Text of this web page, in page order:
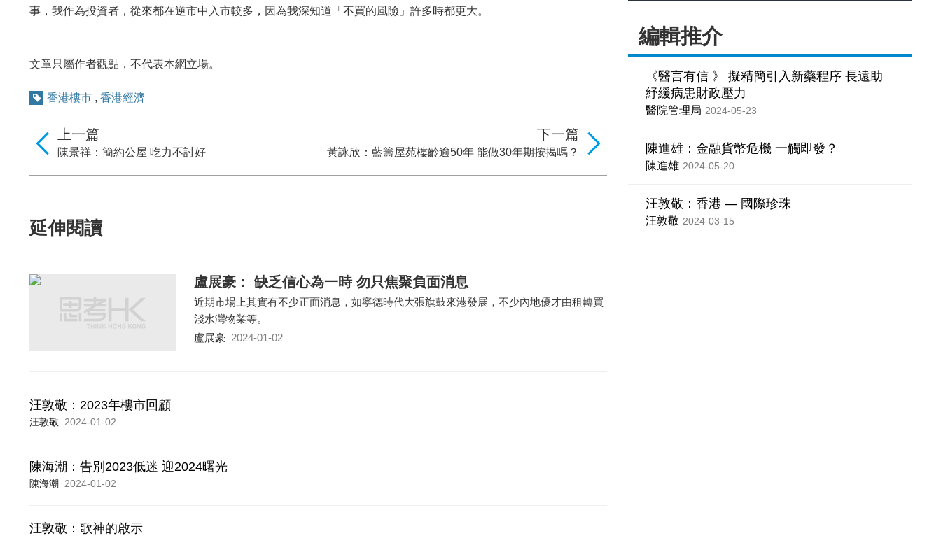
編輯推介
《醫言有信 》 擬精簡引入新藥程序 長遠助
紓緩病患財政壓力
醫院管理局 2024-05-23
陳進雄：金融貨幣危機 一觸即發？
陳進雄 2024-05-20
汪敦敬：香港 — 國際珍珠
汪敦敬 2024-03-15
事，我作為投資者，從來都在逆市中入市較多，因為我深知道「不買的風險」許多時都更大。
文章只屬作者觀點，不代表本網立場。
香港樓市 , 香港經濟
下一篇
黃詠欣：藍籌屋苑樓齡逾50年 能做30年期按揭嗎？
上一篇
陳景祥：簡約公屋 吃力不討好
延伸閱讀
盧展豪： 缺乏信心為一時 勿只焦聚負面消息
近期市場上其實有不少正面消息，如寧德時代大張旗鼓來港發展，不少內地優才由租轉買
淺水灣物業等。
盧展豪 2024-01-02
汪敦敬：2023年樓市回顧
汪敦敬 2024-01-02
陳海潮：告別2023低迷 迎2024曙光
陳海潮 2024-01-02
汪敦敬：歌神的啟示